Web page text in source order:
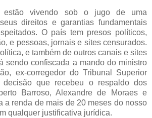
estão vivendo sob o jugo de uma
direitos e garantias fundamentais
O país tem presos políticos,
e pessoas, jornais e sites censurados.
e também de outros canais e sites
sendo confiscada a mando do ministro
ex-corregedor do Tribunal Superior
decisão que recebeu o respaldo dos
Barroso, Alexandre de Moraes e
a renda de mais de 20 meses do nosso
qualquer justificativa jurídica.